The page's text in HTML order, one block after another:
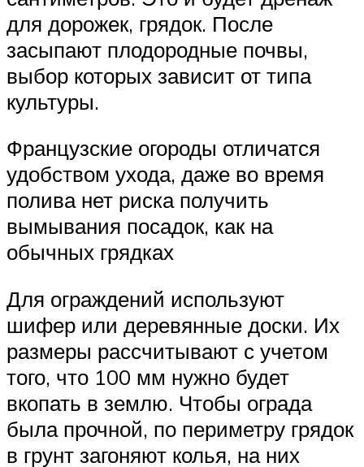
для дорожек, грядок. После
засыпают плодородные почвы,
выбор которых зависит от типа
культуры.
Французские огороды отличатся
удобством ухода, даже во время
полива нет риска получить
вымывания посадок, как на
обычных грядках
Для ограждений используют
шифер или деревянные доски. Их
размеры рассчитывают с учетом
того, что 100 мм нужно будет
вкопать в землю. Чтобы ограда
была прочной, по периметру грядок
в грунт загоняют колья, на них